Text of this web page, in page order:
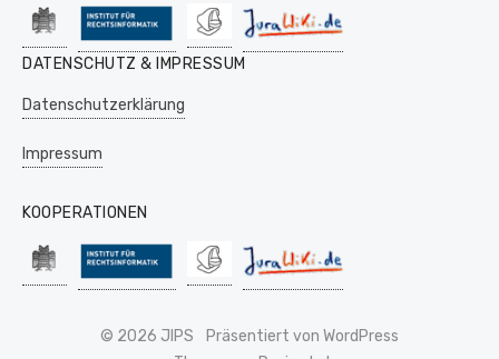
DATENSCHUTZ & IMPRESSUM
Datenschutzerklärung
Impressum
KOOPERATIONEN
© 2026 JIPS
Präsentiert von WordPress